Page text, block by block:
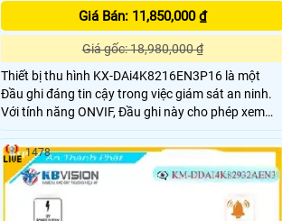
Giá Bán: 11,850,000 ₫
Giá gốc: 18,980,000 ₫
Thiết bị thu hình KX-DAi4K8216EN3P16 là một
Đầu ghi đáng tin cậy trong việc giám sát an ninh.
Với tính năng ONVIF, Đầu ghi này cho phép xem
hình ảnh rõ nét và chất lượng cao mọi lúc, mọi nơi.
Đặc biệt, hình ảnh ban đêm được cải thiện đáng kể
nhờ công nghệ tiên tiến
1478